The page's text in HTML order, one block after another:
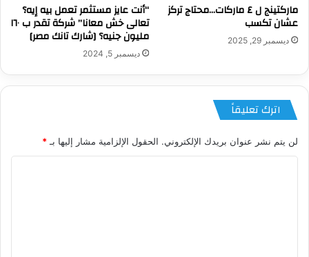
ماركتينج ل ٤ ماركات…محتاج تركز
عشان تكسب
ديسمبر 29, 2025
“أنت عايز مستثمر تعمل بيه إيه؟
تعالى خش معانا” شركة تقدر ب ١٦٠
مليون جنيه؟ [شارك تانك مصر]
ديسمبر 5, 2024
اترك تعليقاً
لن يتم نشر عنوان بريدك الإلكتروني. الحقول الإلزامية مشار إليها بـ *